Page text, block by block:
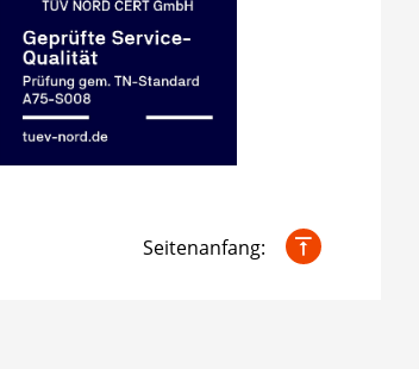
Seitenanfang: